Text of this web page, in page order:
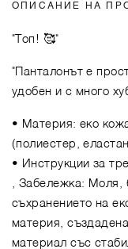
ОПИСАНИЕ НА
"Топ! 🥰"
"Панталонът е
удобен и с много
• Материя: еко
(полиестер,
• Инструкции за
, Забележка: Моля,
съхранението на
материя,
материал със